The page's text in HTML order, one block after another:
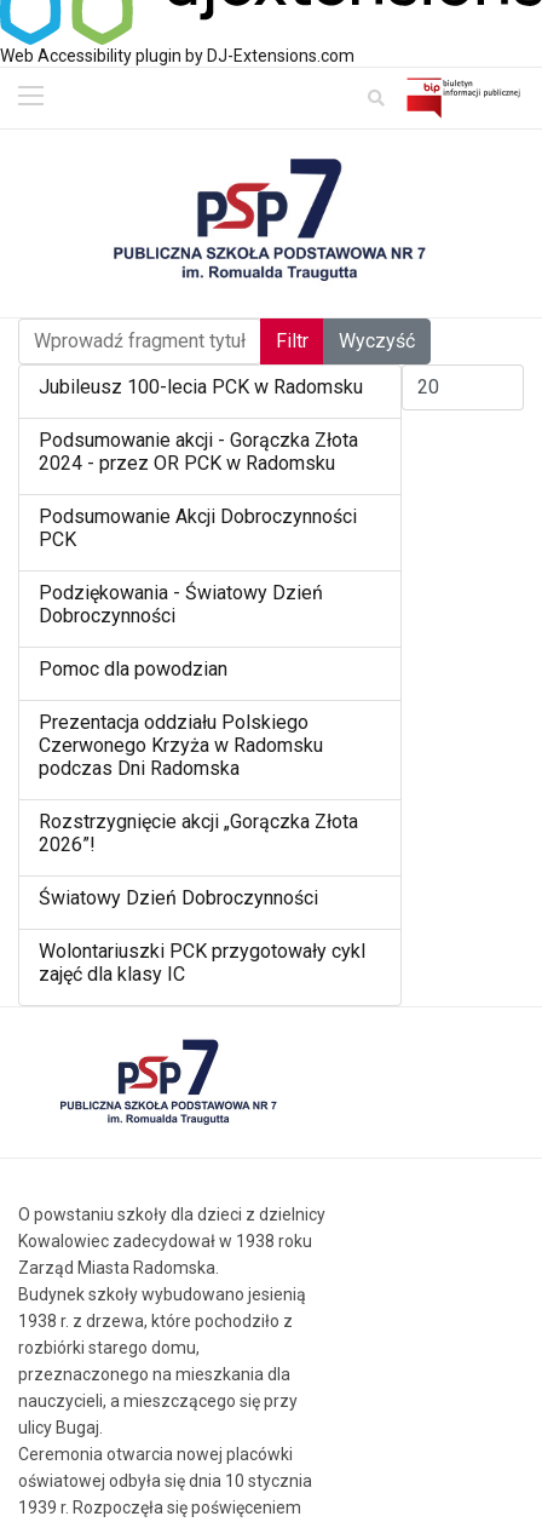
Web Accessibility plugin by DJ-Extensions.com
Wprowadź fragment tytułu
Filtr Wyczyść
Jubileusz 100-lecia PCK w Radomsku
Podsumowanie akcji - Gorączka Złota
2024 - przez OR PCK w Radomsku
Podsumowanie Akcji Dobroczynności
PCK
Podziękowania - Światowy Dzień
Dobroczynności
Pomoc dla powodzian
Prezentacja oddziału Polskiego
Czerwonego Krzyża w Radomsku
podczas Dni Radomska
Rozstrzygnięcie akcji „Gorączka Złota
2026”!
Światowy Dzień Dobroczynności
Wolontariuszki PCK przygotowały cykl
zajęć dla klasy IC
O powstaniu szkoły dla dzieci z dzielnicy
Kowalowiec zadecydował w 1938 roku
Zarząd Miasta Radomska.
Budynek szkoły wybudowano jesienią
1938 r. z drzewa, które pochodziło z
rozbiórki starego domu,
przeznaczonego na mieszkania dla
nauczycieli, a mieszczącego się przy
ulicy Bugaj.
Ceremonia otwarcia nowej placówki
oświatowej odbyła się dnia 10 stycznia
1939 r. Rozpoczęła się poświęceniem